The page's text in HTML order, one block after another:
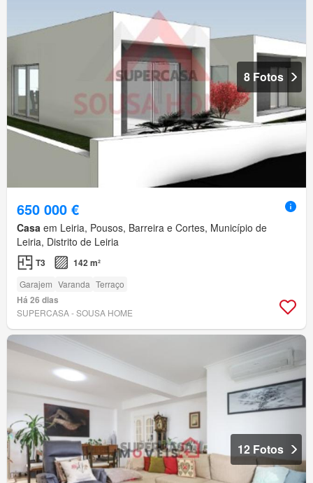
8 Fotos
650 000 €
Casa em Leiria, Pousos, Barreira e Cortes, Município de
Leiria, Distrito de Leiria
T3 142 m²
Garajem Varanda Terraço
Há 26 dias
SUPERCASA - SOUSA HOME
12 Fotos